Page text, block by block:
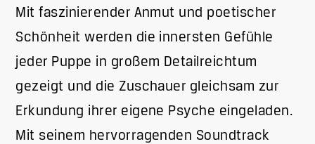
Mit faszinierender Anmut und poetischer
Schönheit werden die innersten Gefühle
jeder Puppe in großem Detailreichtum
gezeigt und die Zuschauer gleichsam zur
Erkundung ihrer eigene Psyche eingeladen.
Mit seinem hervorragenden Soundtrack